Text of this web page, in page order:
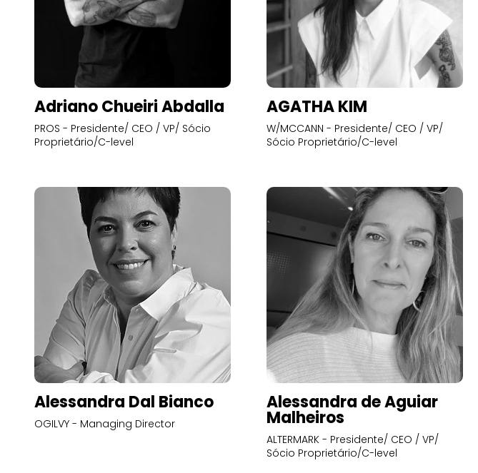
Adriano Chueiri Abdalla
PROS - Presidente/ CEO / VP/ Sócio
Proprietário/C-level
AGATHA KIM
W/MCCANN - Presidente/ CEO / VP/
Sócio Proprietário/C-level
Alessandra Dal Bianco
OGILVY - Managing Director
Alessandra de Aguiar
Malheiros
ALTERMARK - Presidente/ CEO / VP/
Sócio Proprietário/C-level